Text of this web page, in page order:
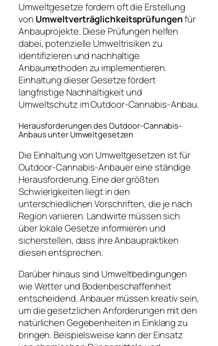
Umweltgesetze fordern oft die Erstellung
von Umweltverträglichkeitsprüfungenfür
Anbauprojekte. Diese Prüfungen helfen
dabei, potenzielle Umweltrisiken zu
identifizieren und nachhaltige
Anbaumethoden zu implementieren.
Einhaltung dieser Gesetze fördert
langfristige Nachhaltigkeit und
Umweltschutz im Outdoor-Cannabis-Anbau.
Herausforderungen des Outdoor-Cannabis-
Anbaus unter Umweltgesetzen
Die Einhaltung von Umweltgesetzen ist für
Outdoor-Cannabis-Anbauer eine ständige
Herausforderung. Eine der größten
Schwierigkeiten liegt in den
unterschiedlichen Vorschriften, die je nach
Region variieren. Landwirte müssen sich
über lokale Gesetze informieren und
sicherstellen, dass ihre Anbaupraktiken
diesen entsprechen.
Darüber hinaus sind Umweltbedingungen
wie Wetter und Bodenbeschaffenheit
entscheidend. Anbauer müssen kreativ sein,
um die gesetzlichen Anforderungen mit den
natürlichen Gegebenheiten in Einklang zu
bringen. Beispielsweise kann der Einsatz